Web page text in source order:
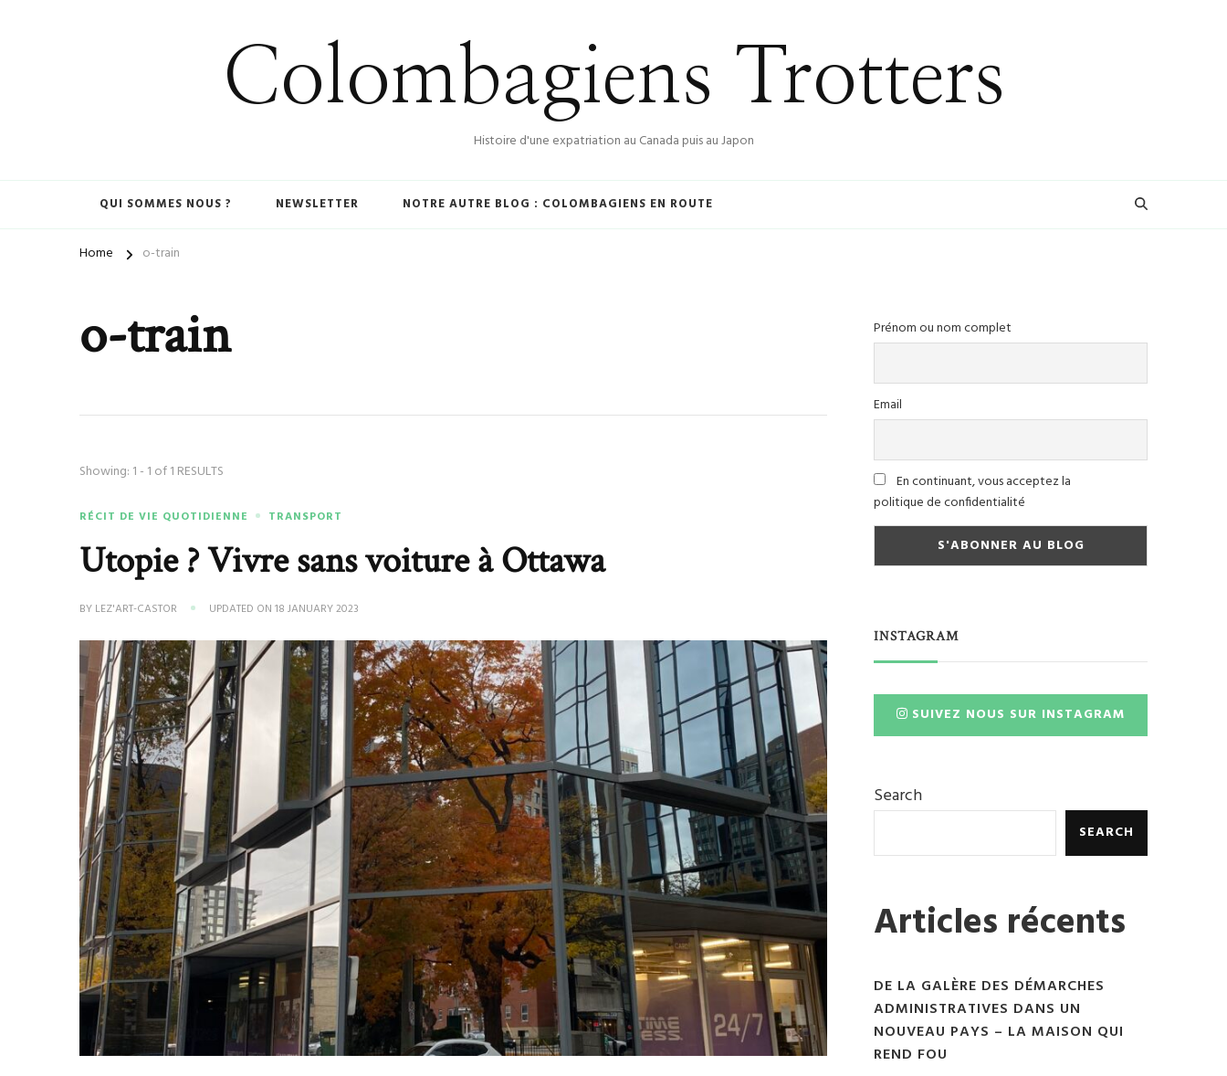
Colombagiens Trotters
Histoire d'une expatriation au Canada puis au Japon
QUI SOMMES NOUS ? NEWSLETTER NOTRE AUTRE BLOG : COLOMBAGIENS EN ROUTE
Home o-train
o-train
Showing: 1 - 1 of 1 RESULTS
RÉCIT DE VIE QUOTIDIENNE TRANSPORT
Utopie ? Vivre sans voiture à Ottawa
BY LEZ'ART-CASTOR UPDATED ON18 JANUARY 2023
Prénom ou nom complet
Email
En continuant, vous acceptez la
politique de confidentialité
INSTAGRAM
SUIVEZ NOUS SUR INSTAGRAM
Search
SEARCH
Articles récents
DE LA GALÈRE DES DÉMARCHES
ADMINISTRATIVES DANS UN
NOUVEAU PAYS – LA MAISON QUI
REND FOU